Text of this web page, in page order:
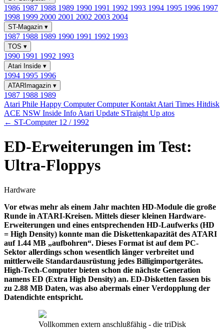
1986 1987 1988 1989 1990 1991 1992 1993 1994 1995 1996 1997
1998 1999 2000 2001 2002 2003 2004
ST-Magazin ▾
1987 1988 1989 1990 1991 1992 1993
TOS ▾
1990 1991 1992 1993
Atari Inside ▾
1994 1995 1996
ATARImagazin ▾
1987 1988 1989
Atari Phile Happy ComputerComputer Kontakt Atari Times Hitdisk
ACE NSW Inside Info Atari Update STraight Up atos
← ST-Computer 12 / 1992
ED-Erweiterungen im Test:
Ultra-Floppys
Hardware
Vor etwas mehr als einem Jahr machten HD-Module die große
Runde in ATARI-Kreisen. Mittels dieser kleinen Hardware-
Erweiterungen und eines entsprechenden HD-Laufwerks (HD
= High Density) konnte man die Diskettenkapazität des ATARI
auf 1.44 MB „aufbohren“. Dieses Format ist auf dem PC-
Sektor allerdings schon wesentlich länger verbreitet und
mittlerweile Standardausrüstung jedes Billigimportgerätes.
High-Tech-Computer bieten schon die nächste Generation
namens ED (Extra High Density) an. ED-Disketten fassen bis
zu 2.88 MB Daten, was also abermals einer Verdopplung der
Datendichte entspricht.
Vollkommen extern anschlußfähig - die triDisk